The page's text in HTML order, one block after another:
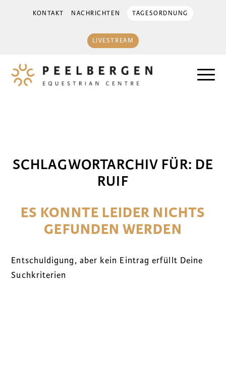
KONTAKT NACHRICHTEN TAGESORDNUNG
LIVESTREAM
SCHLAGWORTARCHIV FÜR: DE
RUIF
ES KONNTE LEIDER NICHTS
GEFUNDEN WERDEN
Entschuldigung, aber kein Eintrag erfüllt Deine
Suchkriterien